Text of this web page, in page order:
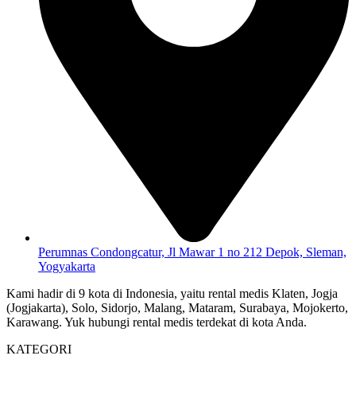
Perumnas Condongcatur, Jl Mawar 1 no 212 Depok, Sleman,
Yogyakarta
Kami hadir di 9 kota di Indonesia, yaitu rental medis Klaten, Jogja
(Jogjakarta), Solo, Sidorjo, Malang, Mataram, Surabaya, Mojokerto,
Karawang. Yuk hubungi rental medis terdekat di kota Anda.
KATEGORI